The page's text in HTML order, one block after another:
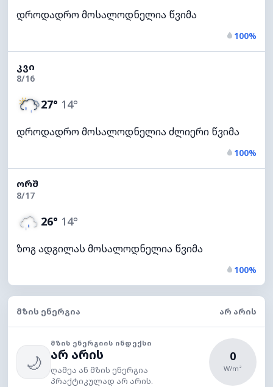
დროდადრო მოსალოდნელია წვიმა
100%
ᲙᲕᲘ
8/16
27° 14°
დროდადრო მოსალოდნელია ძლიერი წვიმა
100%
ᲝᲠᲨ
8/17
26° 14°
ზოგ ადგილას მოსალოდნელია წვიმა
100%
ᲛᲖᲘᲡ ᲔᲜᲔᲠᲒᲘᲐ ᲐᲠ ᲐᲠᲘᲡ
🌙
ᲛᲖᲘᲡ ᲔᲜᲔᲠᲒᲘᲘᲡ ᲘᲜᲓᲔᲥᲡᲘ
არ არის
ღამეა ან მზის ენერგია
პრაქტიკულად არ არის.
0
W/m²